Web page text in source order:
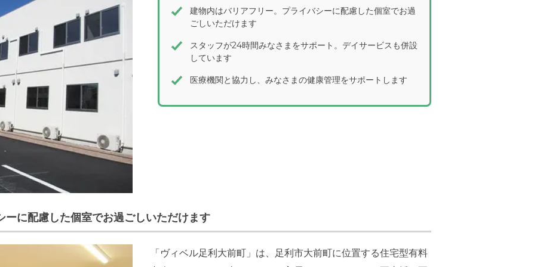
建物内はバリアフリー。プライバシーに配慮した個室でお過
ごしいただけます
スタッフが24時間みなさまをサポート。デイサービスも併設
しています
医療機関と協力し、みなさまの健康管理をサポートします
に配慮した個室でお過ごしいただけます
「ヴィベル足利大前町」は、足利市大前町に位置する住宅型有料